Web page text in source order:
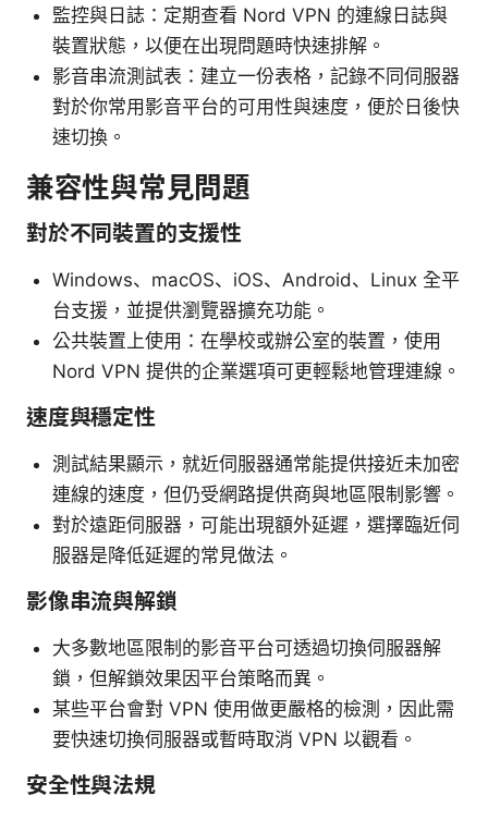
監控與日誌：定期查看 Nord VPN 的連線日誌與
裝置狀態，以便在出現問題時快速排解。
影音串流測試表：建立一份表格，記錄不同伺服器
對於你常用影音平台的可用性與速度，便於日後快
速切換。
兼容性與常見問題
對於不同裝置的支援性
Windows、macOS、iOS、Android、Linux 全平
台支援，並提供瀏覽器擴充功能。
公共裝置上使用：在學校或辦公室的裝置，使用
Nord VPN 提供的企業選項可更輕鬆地管理連線。
速度與穩定性
測試結果顯示，就近伺服器通常能提供接近未加密
連線的速度，但仍受網路提供商與地區限制影響。
對於遠距伺服器，可能出現額外延遲，選擇臨近伺
服器是降低延遲的常見做法。
影像串流與解鎖
大多數地區限制的影音平台可透過切換伺服器解
鎖，但解鎖效果因平台策略而異。
某些平台會對 VPN 使用做更嚴格的檢測，因此需
要快速切換伺服器或暫時取消 VPN 以觀看。
安全性與法規